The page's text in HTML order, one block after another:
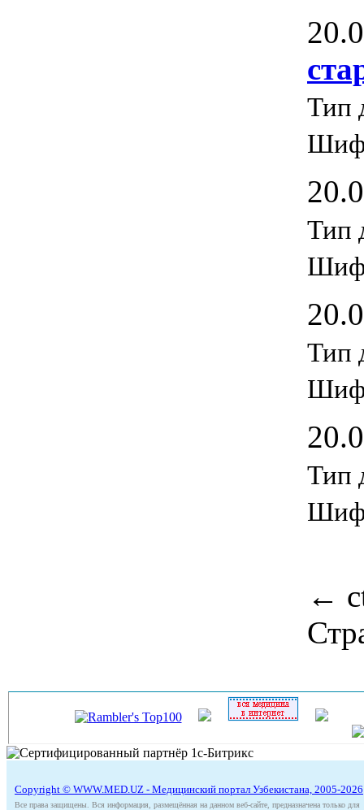
Тип
Тип
Тип
Тип
←
Copyright © WWW.MED.UZ - Медицинский портал Узбекистана, 2005-2026
Все права защищены. Вся информация, размещённая на данном веб-сайте, предназначена только для